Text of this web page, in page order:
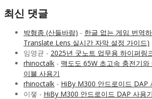
최신 댓글
박형종 (산들바람) - 한글 없는 게임 번역
Translate Lens 실시간 자막 설정 가이드)
임영균 - 2025년 굿노트 업무용 하이퍼링
rhinoctalk - 맥도도 65W 초고속 충전기
이블 사용기
rhinoctalk - HiBy M300 안드로이드 DAP
이쟇 - HiBy M300 안드로이드 DAP 사용기